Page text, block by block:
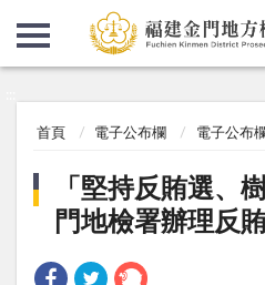
首頁 電子公布欄 電子公布
「堅持反賄選、
門地檢署辦理反